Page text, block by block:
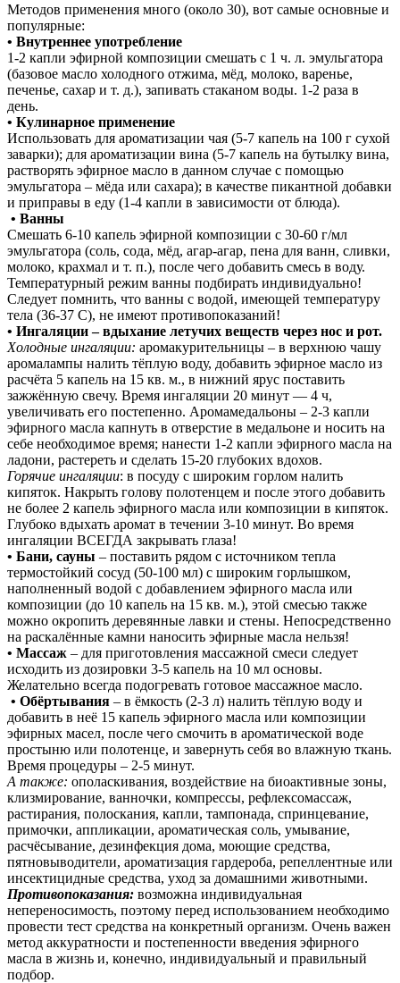
Методов применения много (около 30), вот самые основные и
популярные:
• Внутреннее употребление
1-2 капли эфирной композиции смешать с 1 ч. л. эмульгатора
(базовое масло холодного отжима, мёд, молоко, варенье,
печенье, сахар и т. д.), запивать стаканом воды. 1-2 раза в
день.
• Кулинарное применение
Использовать для ароматизации чая (5-7 капель на 100 г сухой
заварки); для ароматизации вина (5-7 капель на бутылку вина,
растворять эфирное масло в данном случае с помощью
эмульгатора – мёда или сахара); в качестве пикантной добавки
и приправы в еду (1-4 капли в зависимости от блюда).
• Ванны
Смешать 6-10 капель эфирной композиции с 30-60 г/мл
эмульгатора (соль, сода, мёд, агар-агар, пена для ванн, сливки,
молоко, крахмал и т. п.), после чего добавить смесь в воду.
Температурный режим ванны подбирать индивидуально!
Следует помнить, что ванны с водой, имеющей температуру
тела (36-37 С), не имеют противопоказаний!
• Ингаляции – вдыхание летучих веществ через нос и рот.
Холодные ингаляции: аромакурительницы – в верхнюю чашу
аромалампы налить тёплую воду, добавить эфирное масло из
расчёта 5 капель на 15 кв. м., в нижний ярус поставить
зажжённую свечу. Время ингаляции 20 минут — 4 ч,
увеличивать его постепенно. Аромамедальоны – 2-3 капли
эфирного масла капнуть в отверстие в медальоне и носить на
себе необходимое время; нанести 1-2 капли эфирного масла на
ладони, растереть и сделать 15-20 глубоких вдохов.
Горячие ингаляции: в посуду с широким горлом налить
кипяток. Накрыть голову полотенцем и после этого добавить
не более 2 капель эфирного масла или композиции в кипяток.
Глубоко вдыхать аромат в течении 3-10 минут. Во время
ингаляции ВСЕГДА закрывать глаза!
• Бани, сауны – поставить рядом с источником тепла
термостойкий сосуд (50-100 мл) с широким горлышком,
наполненный водой с добавлением эфирного масла или
композиции (до 10 капель на 15 кв. м.), этой смесью также
можно окропить деревянные лавки и стены. Непосредственно
на раскалённые камни наносить эфирные масла нельзя!
• Массаж – для приготовления массажной смеси следует
исходить из дозировки 3-5 капель на 10 мл основы.
Желательно всегда подогревать готовое массажное масло.
• Обёртывания – в ёмкость (2-3 л) налить тёплую воду и
добавить в неё 15 капель эфирного масла или композиции
эфирных масел, после чего смочить в ароматической воде
простыню или полотенце, и завернуть себя во влажную ткань.
Время процедуры – 2-5 минут.
А также: ополаскивания, воздействие на биоактивные зоны,
клизмирование, ванночки, компрессы, рефлексомассаж,
растирания, полоскания, капли, тампонада, спринцевание,
примочки, аппликации, ароматическая соль, умывание,
расчёсывание, дезинфекция дома, моющие средства,
пятновыводители, ароматизация гардероба, репеллентные или
инсектицидные средства, уход за домашними животными.
Противопоказания: возможна индивидуальная
непереносимость, поэтому перед использованием необходимо
провести тест средства на конкретный организм. Очень важен
метод аккуратности и постепенности введения эфирного
масла в жизнь и, конечно, индивидуальный и правильный
подбор.